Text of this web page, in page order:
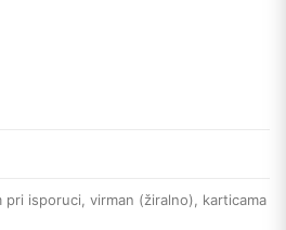
pri isporuci, virman (žiralno), karticama